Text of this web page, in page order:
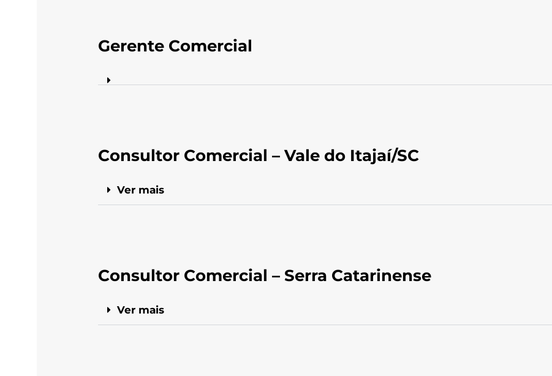
Gerente Comercial
Consultor Comercial – Vale do Itajaí/SC
Ver mais
Consultor Comercial – Serra Catarinense
Ver mais